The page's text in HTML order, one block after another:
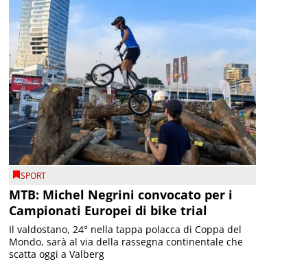
SPORT
MTB: Michel Negrini convocato per i
Campionati Europei di bike trial
Il valdostano, 24° nella tappa polacca di Coppa del
Mondo, sarà al via della rassegna continentale che
scatta oggi a Valberg